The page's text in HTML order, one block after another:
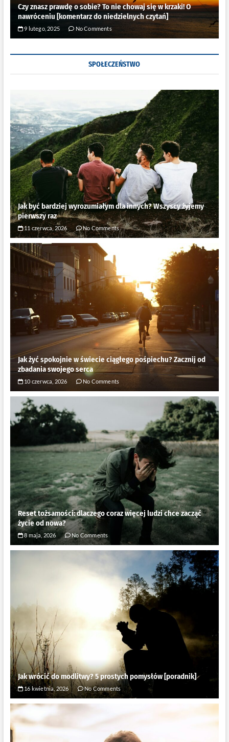
Czy znasz prawdę o sobie? To nie chowaj się w krzaki! O
nawróceniu [komentarz do niedzielnych czytań]
9 lutego, 2025 No Comments
SPOŁECZEŃSTWO
Jak być bardziej wyrozumiałym dla innych? Wszyscy żyjemy
pierwszy raz
11 czerwca, 2026 No Comments
Jak żyć spokojnie w świecie ciągłego pośpiechu? Zacznij od
zbadania swojego serca
10 czerwca, 2026 No Comments
Reset tożsamości: dlaczego coraz więcej ludzi chce zacząć
życie od nowa?
8 maja, 2026 No Comments
Jak wrócić do modlitwy? 5 prostych pomysłów [poradnik]
16 kwietnia, 2026 No Comments